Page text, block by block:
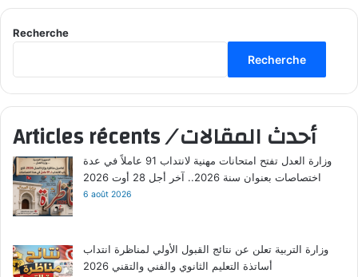
Recherche
Recherche
Articles récents/أحدث المقالات
وزارة العدل تفتح امتحانات مهنية لانتداب 91 عاملاً في عدة
اختصاصات بعنوان سنة 2026.. آخر أجل 28 أوت 2026
6 août 2026
وزارة التربية تعلن عن نتائج القبول الأولي لمناظرة انتداب
أساتذة التعليم الثانوي والفني والتقني 2026